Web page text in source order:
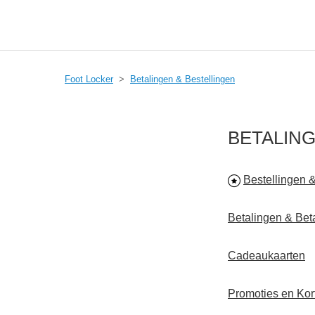
Foot Locker Betalingen & Bestellingen
Bestellingen
Betalingen &
Cadeaukaarten
Promoties en